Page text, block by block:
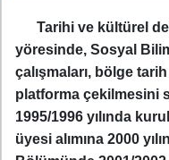
Tarihi ve kültürel
yöresinde, Sosyal
çalışmaları, bölge
platforma çekilmesini
1995/1996 yılında
üyesi alımına 2000